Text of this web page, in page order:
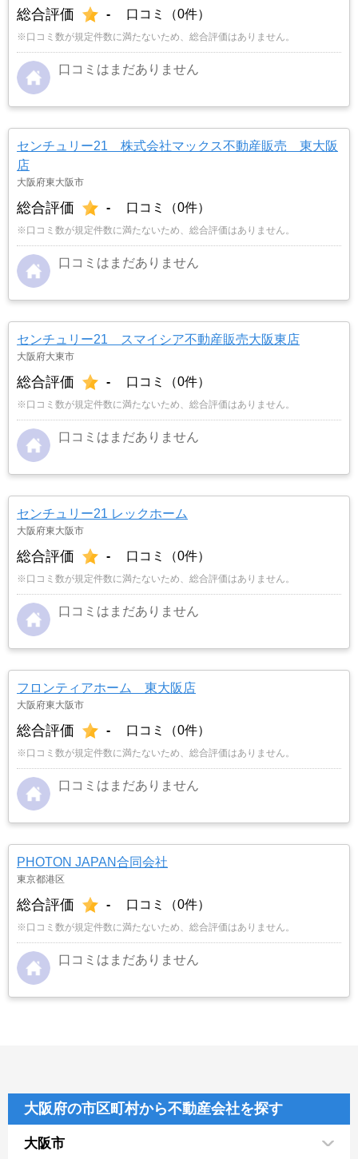
総合評価 - 口コミ（0件）
※口コミ数が規定件数に満たないため、総合評価はありません。
口コミはまだありません
センチュリー21 株式会社マックス不動産販売 東大阪
店
大阪府東大阪市
総合評価 - 口コミ（0件）
※口コミ数が規定件数に満たないため、総合評価はありません。
口コミはまだありません
センチュリー21 スマイシア不動産販売大阪東店
大阪府大東市
総合評価 - 口コミ（0件）
※口コミ数が規定件数に満たないため、総合評価はありません。
口コミはまだありません
センチュリー21 レックホーム
大阪府東大阪市
総合評価 - 口コミ（0件）
※口コミ数が規定件数に満たないため、総合評価はありません。
口コミはまだありません
フロンティアホーム 東大阪店
大阪府東大阪市
総合評価 - 口コミ（0件）
※口コミ数が規定件数に満たないため、総合評価はありません。
口コミはまだありません
PHOTON JAPAN合同会社
東京都港区
総合評価 - 口コミ（0件）
※口コミ数が規定件数に満たないため、総合評価はありません。
口コミはまだありません
大阪府の市区町村から不動産会社を探す
大阪市